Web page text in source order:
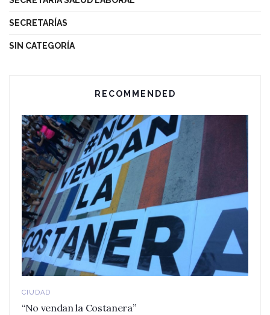
SECRETARÍAS
SIN CATEGORÍA
RECOMMENDED
CIUDAD
“No vendan la Costanera”